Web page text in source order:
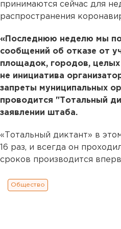
принимаются сейчас для
распространения
«Последнюю неделю мы
сообщений об отказе от
площадок, городов, целых
не инициатива
запреты муниципальных
проводится "Тотальный
заявлении штаба.
«Тотальный диктант» в
16 раз, и всегда он
сроков производится
Общество